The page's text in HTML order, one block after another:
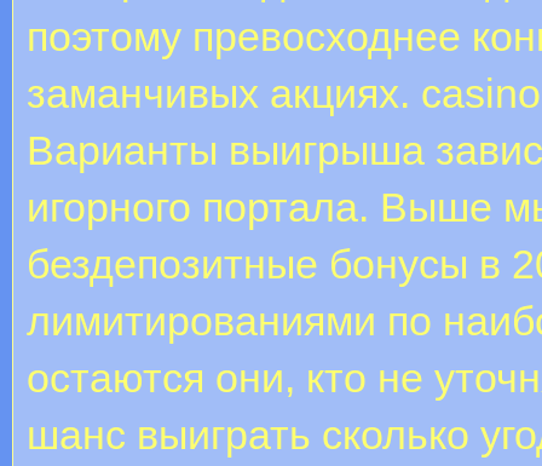
поэтому превосходнее
заманчивых акциях.
Варианты выигрыша
игорного портала. Выше
бездепозитные бонусы в
лимитированиями по
остаются они, кто не
шанс выиграть сколько